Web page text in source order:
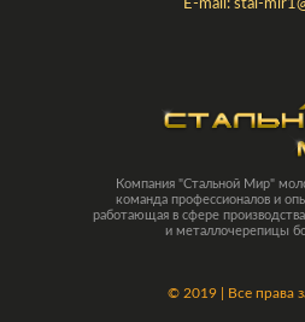
E-mail: stal-
Компания "Стальной Мир"
команда профессионалов и
работающая в сфере
и металлочерепицы
© 2019 | Все права